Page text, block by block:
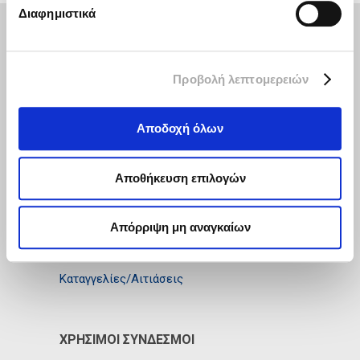
Διαφημιστικά
Προβολή λεπτομερειών
Αποδοχή όλων
Αποθήκευση επιλογών
Απόρριψη μη αναγκαίων
INTERLIFE ΑΑΕΓΑ Ν.Π.Ι.Δ. ιδρύθηκε με
κάλυψης στους εργαζόμενους και τους
συνεργάτες της.
Όροι Χρήσης
Προστασία Δεδομένων
Καταγγελίες/Αιτιάσεις
ΧΡΉΣΙΜΟΙ ΣΎΝΔΕΣΜΟΙ